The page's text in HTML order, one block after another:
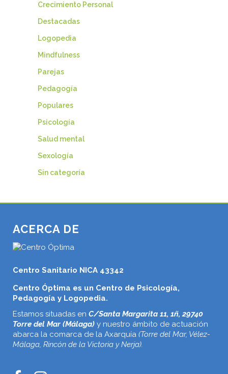
Crecimiento Personal
Destacadas
Logopedia
Mindfulness
Parejas
Pedagogía
Populares
Psicología
Salud mental
Sexología
Sin categoría
ACERCA DE
Centro Sanitario NICA 43342
Centro Óptima es un Centro de Psicología,
Pedagogía y Logopedia.
Estamos situadas en C/Santa Margarita 11, 1ñ, 29740
Torre del Mar (Málaga) y nuestro ámbito de actuación
abarca la comarca de la Axarquía (Torre del Mar, Vélez-
Málaga, Rincón de la Victoria y Nerja).